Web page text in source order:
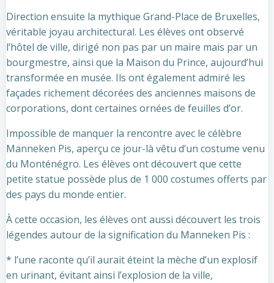
Direction ensuite la mythique Grand-Place de Bruxelles,
véritable joyau architectural. Les élèves ont observé
l’hôtel de ville, dirigé non pas par un maire mais par un
bourgmestre, ainsi que la Maison du Prince, aujourd’hui
transformée en musée. Ils ont également admiré les
façades richement décorées des anciennes maisons de
corporations, dont certaines ornées de feuilles d’or.
Impossible de manquer la rencontre avec le célèbre
Manneken Pis, aperçu ce jour-là vêtu d’un costume venu
du Monténégro. Les élèves ont découvert que cette
petite statue possède plus de 1 000 costumes offerts par
des pays du monde entier.
À cette occasion, les élèves ont aussi découvert les trois
légendes autour de la signification du Manneken Pis :
* l’une raconte qu’il aurait éteint la mèche d’un explosif
en urinant, évitant ainsi l’explosion de la ville,